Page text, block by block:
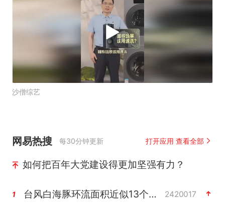
沙僧综艺
网易热搜 每30分钟更新 打开应用 查看全部
如何把百年大党建设得更加坚强有力？
1 台风白海豚环流面积近似13个浙江 2420017